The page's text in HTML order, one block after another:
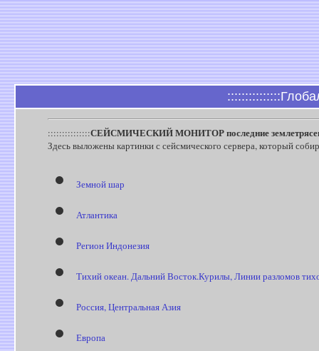
:::::::::::::::СЕЙСМИЧЕСКИЙ МОНИТОР последние
Здесь выложены картинки с сейсмического сервера, который
Земной шар
Атлантика
Регион Индонезия
Тихий океан. Дальний Восток.Курилы, Линии разломов
Россия, Центральная Азия
Европа